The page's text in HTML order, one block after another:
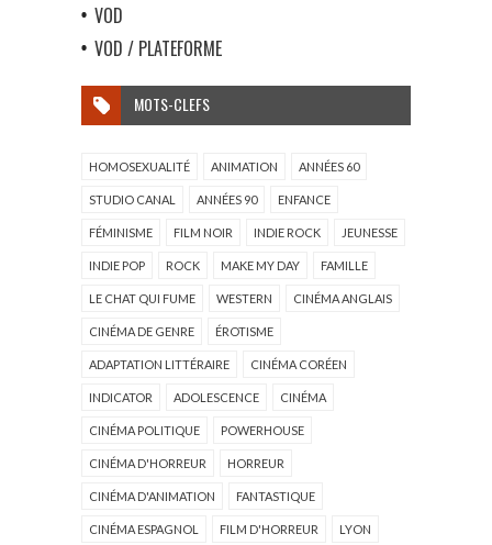
VOD
VOD / PLATEFORME
MOTS-CLEFS
HOMOSEXUALITÉ ANIMATION ANNÉES 60
STUDIO CANAL ANNÉES 90 ENFANCE
FÉMINISME FILM NOIR INDIE ROCK JEUNESSE
INDIE POP ROCK MAKE MY DAY FAMILLE
LE CHAT QUI FUME WESTERN CINÉMA ANGLAIS
CINÉMA DE GENRE ÉROTISME
ADAPTATION LITTÉRAIRE CINÉMA CORÉEN
INDICATOR ADOLESCENCE CINÉMA
CINÉMA POLITIQUE POWERHOUSE
CINÉMA D'HORREUR HORREUR
CINÉMA D'ANIMATION FANTASTIQUE
CINÉMA ESPAGNOL FILM D'HORREUR LYON